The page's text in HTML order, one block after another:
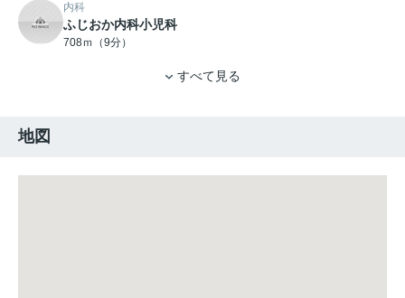
内科
ふじおか内科小児科
708ｍ（9分）
すべて見る
地図